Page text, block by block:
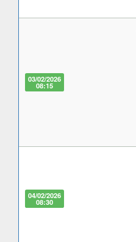
03/02/2026
08:15
04/02/2026
08:30